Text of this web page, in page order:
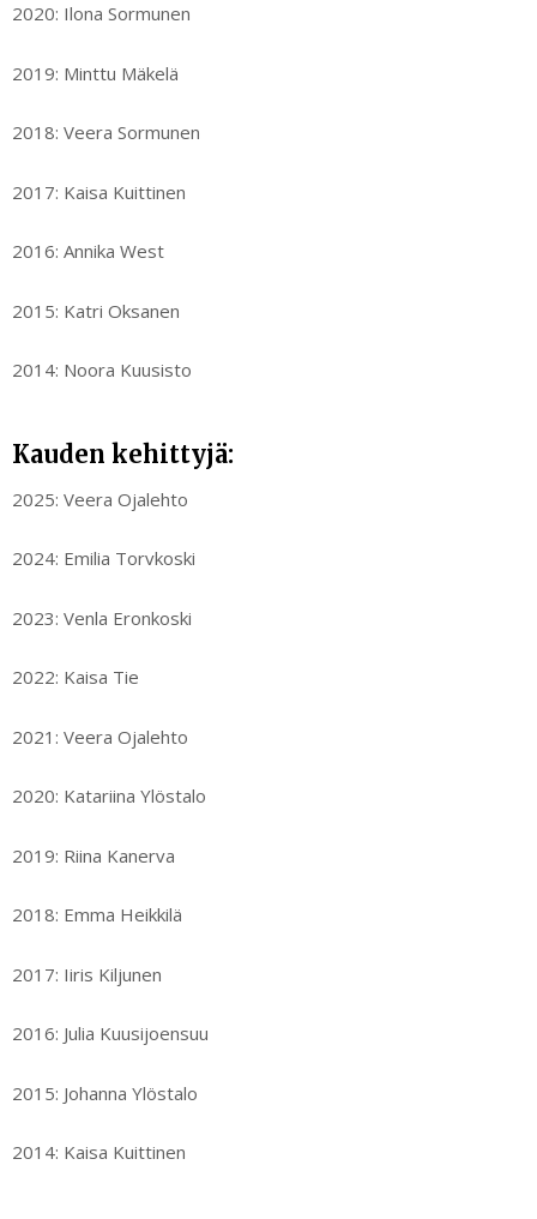
2020: Ilona Sormunen
2019: Minttu Mäkelä
2018: Veera Sormunen
2017: Kaisa Kuittinen
2016: Annika West
2015: Katri Oksanen
2014: Noora Kuusisto
Kauden kehittyjä:
2025: Veera Ojalehto
2024: Emilia Torvkoski
2023: Venla Eronkoski
2022: Kaisa Tie
2021: Veera Ojalehto
2020: Katariina Ylöstalo
2019: Riina Kanerva
2018: Emma Heikkilä
2017: Iiris Kiljunen
2016: Julia Kuusijoensuu
2015: Johanna Ylöstalo
2014: Kaisa Kuittinen